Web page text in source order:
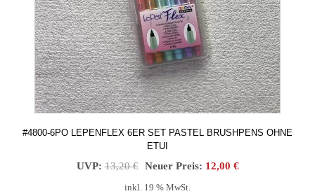
#4800-6PO LEPENFLEX 6ER SET PASTEL BRUSHPENS OHNE
ETUI
UVP: 13,20€ Ursprünglicher
Neuer Preis: 12,00 €Aktueller
inkl. 19 % MwSt.